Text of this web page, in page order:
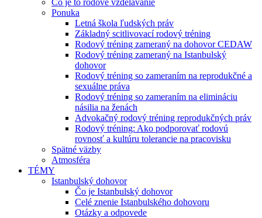
Čo je to rodové vzdelávanie
Ponuka
Letná škola ľudských práv
Základný scitlivovací rodový tréning
Rodový tréning zameraný na dohovor CEDAW
Rodový tréning zameraný na Istanbulský
dohovor
Rodový tréning so zameraním na reprodukčné a
sexuálne práva
Rodový tréning so zameraním na elimináciu
násilia na ženách
Advokačný rodový tréning reprodukčných práv
Rodový tréning: Ako podporovať rodovú
rovnosť a kultúru tolerancie na pracovisku
Spätné väzby
Atmosféra
TÉMY
Istanbulský dohovor
Čo je Istanbulský dohovor
Celé znenie Istanbulského dohovoru
Otázky a odpovede